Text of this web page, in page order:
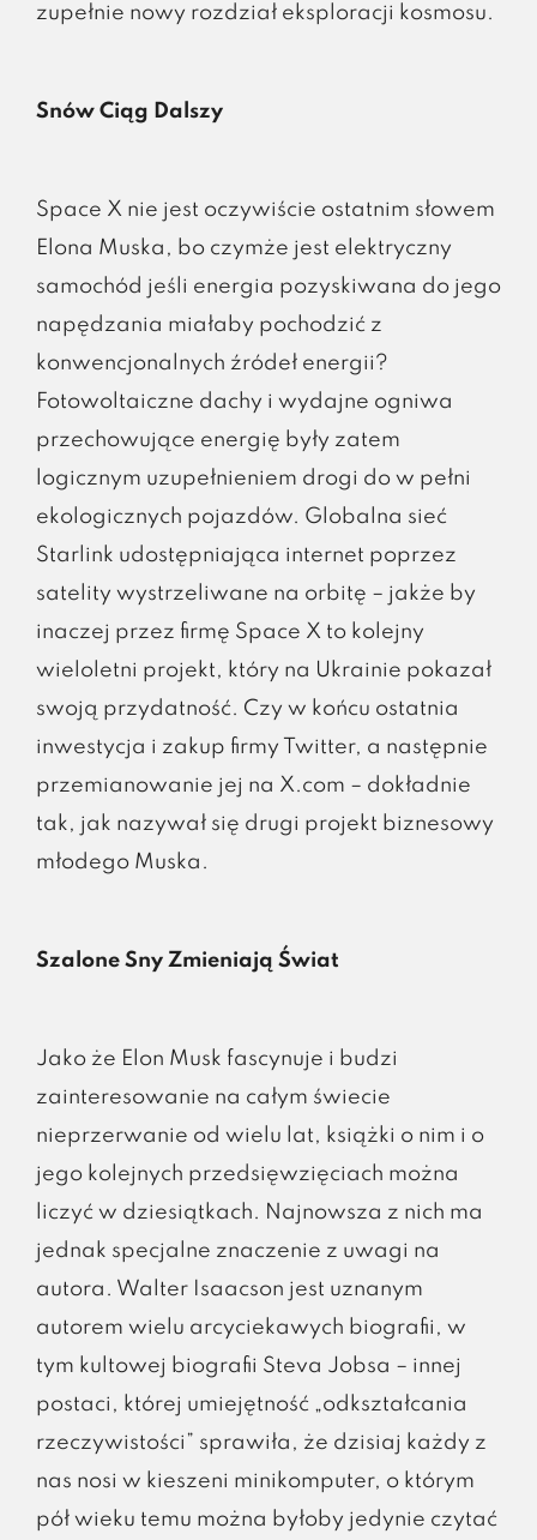
zupełnie nowy rozdział eksploracji kosmosu.
Snów Ciąg Dalszy
Space X nie jest oczywiście ostatnim słowem
Elona Muska, bo czymże jest elektryczny
samochód jeśli energia pozyskiwana do jego
napędzania miałaby pochodzić z
konwencjonalnych źródeł energii?
Fotowoltaiczne dachy i wydajne ogniwa
przechowujące energię były zatem
logicznym uzupełnieniem drogi do w pełni
ekologicznych pojazdów. Globalna sieć
Starlink udostępniająca internet poprzez
satelity wystrzeliwane na orbitę – jakże by
inaczej przez firmę Space X to kolejny
wieloletni projekt, który na Ukrainie pokazał
swoją przydatność. Czy w końcu ostatnia
inwestycja i zakup firmy Twitter, a następnie
przemianowanie jej na X.com – dokładnie
tak, jak nazywał się drugi projekt biznesowy
młodego Muska.
Szalone Sny Zmieniają Świat
Jako że Elon Musk fascynuje i budzi
zainteresowanie na całym świecie
nieprzerwanie od wielu lat, książki o nim i o
jego kolejnych przedsięwzięciach można
liczyć w dziesiątkach. Najnowsza z nich ma
jednak specjalne znaczenie z uwagi na
autora. Walter Isaacson jest uznanym
autorem wielu arcyciekawych biografii, w
tym kultowej biografii Steva Jobsa – innej
postaci, której umiejętność „odkształcania
rzeczywistości” sprawiła, że dzisiaj każdy z
nas nosi w kieszeni minikomputer, o którym
pół wieku temu można byłoby jedynie czytać